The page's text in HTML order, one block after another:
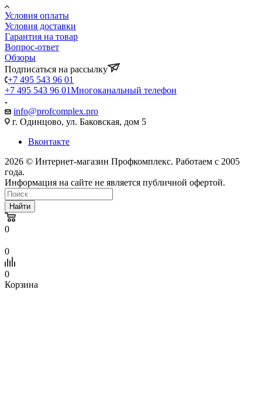
Условия оплаты
Условия доставки
Гарантия на товар
Вопрос-ответ
Обзоры
Подписаться на рассылку
+7 495 543 96 01
+7 495 543 96 01Многоканальный телефон
info@profcomplex.pro
г. Одинцово, ул. Баковская, дом 5
Вконтакте
2026 © Интернет-магазин Профкомплекс. Работаем с 2005
года.
Информация на сайте не является публичной офертой.
Найти
0
0
0
Корзина